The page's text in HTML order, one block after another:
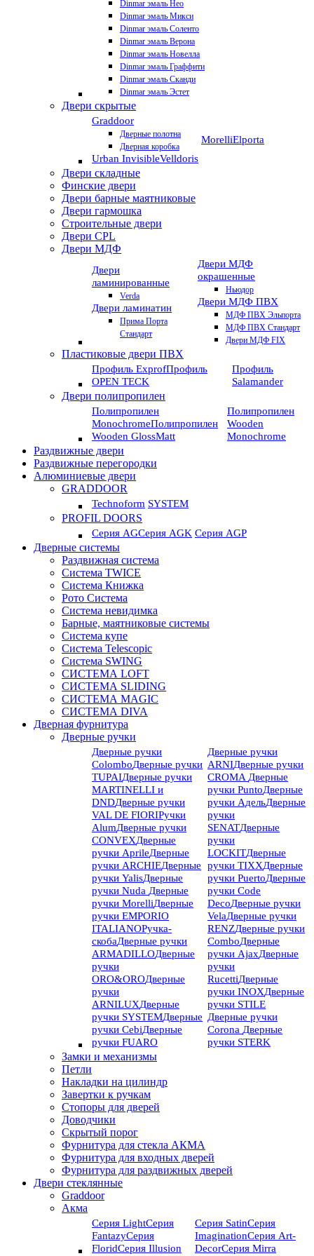
Dinmar эмаль Нео
Dinmar эмаль Микси
Dinmar эмаль Соленто
Dinmar эмаль Верона
Dinmar эмаль Новелла
Dinmar эмаль Граффити
Dinmar эмаль Сканди
Dinmar эмаль Эстет
Двери скрытые
Graddoor
Дверные полотна
Дверная коробка
Urban InvisibleVelldoris
MorelliElporta
Двери складные
Финские двери
Двери барные маятниковые
Двери гармошка
Строительные двери
Двери CРL
Двери МДФ
Двери
ламинированные
Verda
Двери ламинатин
Прима Порта
Стандарт
Двери МДФ
окрашенные
Ньюдор
Двери МДФ ПВХ
МДФ ПВХ Эльпорта
МДФ ПВХ Стандарт
Двери МДФ FIX
Пластиковые двери ПВХ
Профиль ExprofПрофиль
OPEN TECK
Профиль
Salamander
Двери полипропилен
Полипропилен
MonochromeПолипропилен
Wooden GlossMatt
Полипропилен
Wooden
Monochrome
Раздвижные двери
Раздвижные перегородки
Алюминиевые двери
GRADDOOR
Technoform SYSTEM
PROFIL DOORS
Серия AGСерия AGK Серия AGP
Дверные системы
Раздвижная система
Система TWICE
Система Книжка
Рото Система
Система невидимка
Барные, маятниковые системы
Система купе
Система Telescopic
Система SWING
СИСТЕМА LOFT
СИСТЕМА SLIDING
СИСТЕМА MAGIC
СИСТЕМА DIVA
Дверная фурнитура
Дверные ручки
Дверные ручки
ColomboДверные ручки
TUPAIДверные ручки
MARTINELLI и
DNDДверные ручки
VAL DE FIORIРучки
AlumДверные ручки
CONVEXДверные
ручки AprileДверные
ручки ARCHIEДверные
ручки YalisДверные
ручки Nuda Дверные
ручки MorelliДверные
ручки EMPORIO
ITALIANOРучка-
скобаДверные ручки
ARMADILLOДверные
ручки
ORO&OROДверные
ручки
ARNILUXДверные
ручки SYSTEMДверные
ручки CebiДверные
ручки FUARO
Дверные ручки
ARNIДверные ручки
CROMA Дверные
ручки PuntoДверные
ручки АдельДверные
ручки
SENATДверные
ручки
LOCKITДверные
ручки TIXXДверные
ручки PuertoДверные
ручки Code
DecoДверные ручки
VelaДверные ручки
RENZДверные ручки
ComboДверные
ручки AjaxДверные
ручки
RucettiДверные
ручки INOXДверные
ручки STILE
Дверные ручки
Corona Дверные
ручки STERK
Замки и механизмы
Петли
Накладки на цилиндр
Завертки к ручкам
Стопоры для дверей
Доводчики
Скрытый порог
Фурнитура для стекла АКМА
Фурнитура для входных дверей
Фурнитура для раздвижных дверей
Двери стеклянные
Graddoor
Акма
Серия LightСерия
FantazyСерия
FloridСерия Illusion
Серия SatinСерия
ImaginationСерия Art-
DeсorСерия Mirra